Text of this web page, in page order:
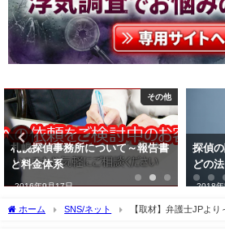
探偵の世界
探偵の調査って個人情報保護法な
どの法に触れないの？
2018年5月5日
札幌
を無
2016
ホーム SNS/ネット 【取材】弁護士JPよ